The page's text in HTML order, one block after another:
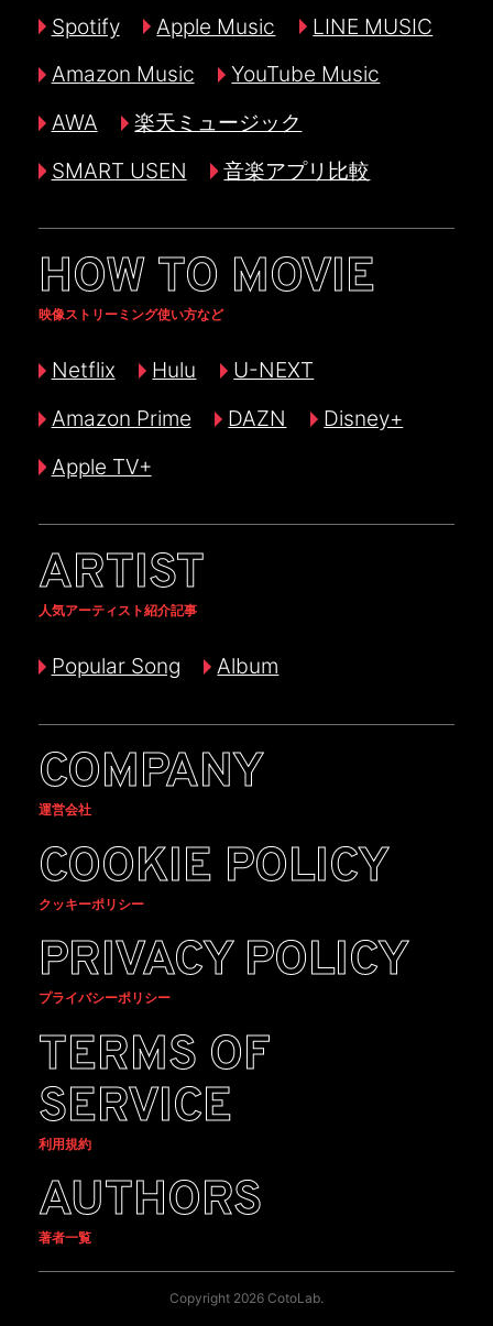
Spotify Apple Music
LINE MUSIC
Amazon Music
YouTube Music
AWA
楽天ミュージック
SMART USEN
音楽アプリ比較
HOW TO MOVIE
映像ストリーミング使い方など
Netflix Hulu
U-NEXT
Amazon Prime
DAZN
Disney+
Apple TV+
ARTIST
人気アーティスト紹介記事
Popular Song Album
COMPANY
運営会社
COOKIE POLICY
クッキーポリシー
PRIVACY POLICY
プライバシーポリシー
TERMS OF
SERVICE
利用規約
AUTHORS
著者一覧
Copyright 2026 CotoLab.